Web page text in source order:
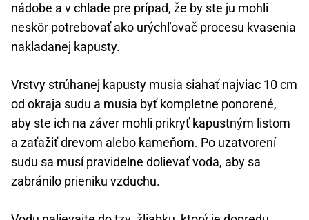
nádobe a v chlade pre prípad, že by ste ju mohli
neskôr potrebovať ako urýchľovač procesu kvasenia
nakladanej kapusty.
Vrstvy strúhanej kapusty musia siahať najviac 10 cm
od okraja sudu a musia byť kompletne ponorené,
aby ste ich na záver mohli prikryť kapustným listom
a zaťažiť drevom alebo kameňom. Po uzatvorení
sudu sa musí pravidelne dolievať voda, aby sa
zabránilo prieniku vzduchu.